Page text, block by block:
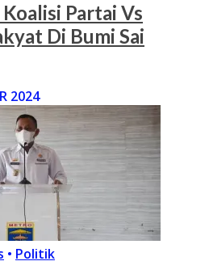
Partai Vs
Di Bumi Sai
2024
• Politik